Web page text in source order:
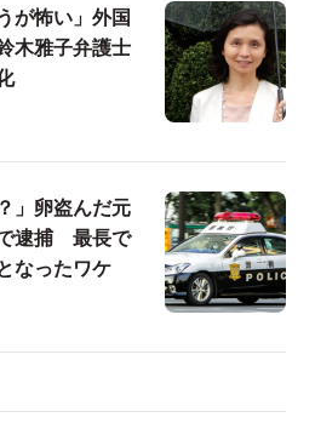
が怖い」外国
木雅子弁護士
」卵盗んだ元
逮捕 最長で
なったワケ